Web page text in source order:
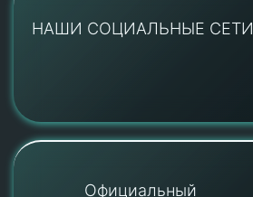
НАШИ СОЦИАЛЬНЫЕ СЕТИ
Официальный